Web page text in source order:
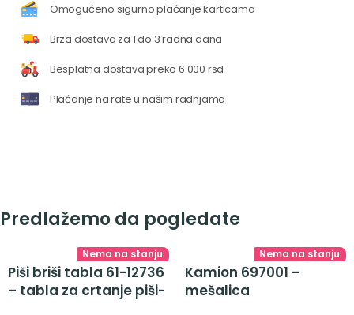
Omogućeno sigurno plaćanje karticama
Brza dostava za 1 do 3 radna dana
Besplatna dostava preko 6.000 rsd
Plaćanje na rate u našim radnjama
Predlažemo da pogledate
Nema na stanju
Piši briši tabla 61-12736
– tabla za crtanje piši-
Nema na stanju
Kamion 697001 –
mešalica